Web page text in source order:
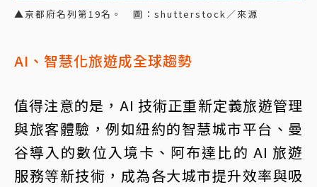
▲京都府名列第19名。 圖：shutterstock／來源
AI、智慧化旅遊成全球趨勢
值得注意的是，AI 技術正重新定義旅遊管理
與旅客體驗，例如紐約的智慧城市平台、曼
谷導入的數位入境卡、阿布達比的 AI 旅遊
服務等新技術，成為各大城市提升效率與吸